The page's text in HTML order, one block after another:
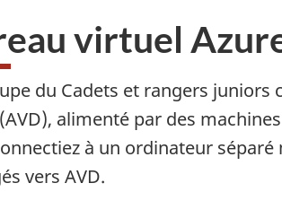
virtuel
du Cadets et rangers juniors
, alimenté par des machines
à un ordinateur
vers AVD.